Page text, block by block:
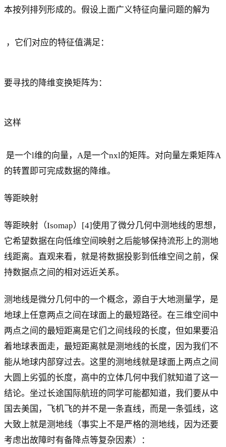
本按列排列形成的。假设上面广义特征向量问题的解为
，它们对应的特征值满足：
要寻找的降维变换矩阵为：
这样
是一个l维的向量，A是一个nxl的矩阵。对向量左乘矩阵A
的转置即可完成数据的降维。
等距映射
等距映射（Isomap）[4]使用了微分几何中测地线的思想，
它希望数据在向低维空间映射之后能够保持流形上的测地
线距离。直观来看，就是将数据投影到低维空间之前，保
持数据点之间的相对远近关系。
测地线是微分几何中的一个概念，源自于大地测量学，是
地球上任意两点之间在球面上的最短路径。在三维空间中
两点之间的最短距离是它们之间线段的长度，但如果要沿
着地球表面走，最短距离就是测地线的长度，因为我们不
能从地球内部穿过去。这里的测地线就是球面上两点之间
大圆上劣弧的长度，高中的立体几何中我们就知道了这一
结论。坐过长途国际航班的同学可能都知道，我们要从中
国去美国，飞机飞的并不是一条直线，而是一条弧线，这
大致上就是测地线（事实上不是严格的测地线，因为还要
考虑出故障时有备降点等复杂因素）：